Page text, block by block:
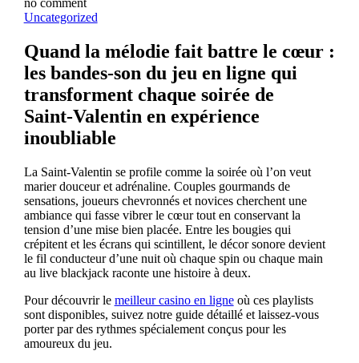
no comment
Uncategorized
Quand la mélodie fait battre le cœur :
les bandes‑son du jeu en ligne qui
transforment chaque soirée de
Saint‑Valentin en expérience
inoubliable
La Saint‑Valentin se profile comme la soirée où l’on veut
marier douceur et adrénaline. Couples gourmands de
sensations, joueurs chevronnés et novices cherchent une
ambiance qui fasse vibrer le cœur tout en conservant la
tension d’une mise bien placée. Entre les bougies qui
crépitent et les écrans qui scintillent, le décor sonore devient
le fil conducteur d’une nuit où chaque spin ou chaque main
au live blackjack raconte une histoire à deux.
Pour découvrir le meilleur casino en ligneoù ces playlists
sont disponibles, suivez notre guide détaillé et laissez‑vous
porter par des rythmes spécialement conçus pour les
amoureux du jeu.